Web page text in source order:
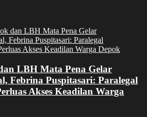
LBH Mata Pena Gelar
Febrina Puspitasari: Paralegal
Akses Keadilan Warga